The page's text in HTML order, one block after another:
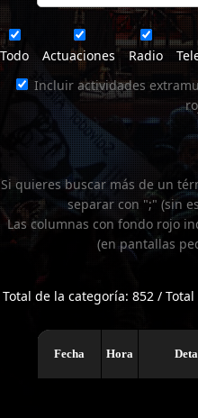
Todo Actuaciones Radio
Incluir actividades
Si quieres buscar más de un
separar con ";" (sin
Las columnas con fondo rojo
(en pantallas
Total de la categoría: 852 /
Fecha Hora